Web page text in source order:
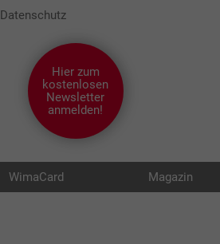
Datenschutz
Hier zum
kostenlosen
Newsletter
anmelden!
WimaCard Magazin